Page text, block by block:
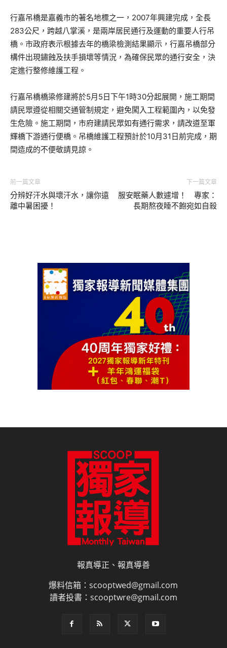
行嘉吊橋是嘉義市的著名地標之一，2007年興建完成，全長
283公尺，跨越八掌溪，是兩岸居民通行及運動的重要人行吊
橋。市政府表示根據去年的橋梁檢測結果顯示，行嘉吊橋部分
構件出現鏽蝕及扶手損壞等情況，為確保民眾的通行安全，決
定進行整修維護工程。
行嘉吊橋橋梁修建將於5月5日下午1時30分起展開，施工期間
請民眾遵從相關交通管制規定，避免闖入工程範圍內，以免發
生危險。施工期間，市府建請民眾如有通行需求，請改道至軍
輝橋下游通行便橋。吊橋維護工程預計於10月31日前完成，期
間造成的不便敬請見諒。
前一篇文章
分辨好汗水與壞汗水，讓你遠
離中暑困擾！
下一篇文章
服安眠藥人數遽增！ 專家：
長期熬夜睡不飽宛如自殺
報真導正、報真導善
爆料信箱：scooptwed@gmail.com
讀者投書：scooptwre@gmail.com